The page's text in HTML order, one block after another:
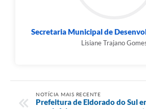
Secretaria Municipal de
Lisiane Trajano
NOTÍCIA MAIS RECENTE
Prefeitura de Eldorado do Sul